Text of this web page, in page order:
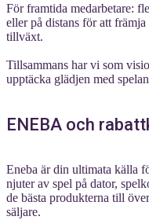
För framtida medarbetare:
eller på distans för att
tillväxt.
Tillsammans har vi som
upptäcka glädjen med
ENEBA och
Eneba är din ultimata källa
njuter av spel på dator,
de bästa produkterna till
säljare.